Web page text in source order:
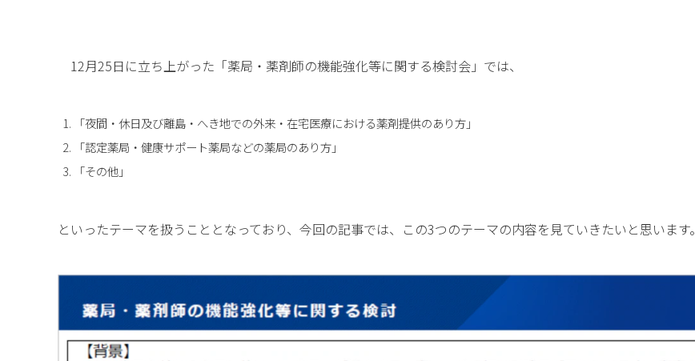
12月25日に立ち上がった「薬局・薬剤師の機能強化等に関する検討会」では、
「夜間・休日及び離島・へき地での外来・在宅医療における薬剤提供のあり方」
「認定薬局・健康サポート薬局などの薬局のあり方」
「その他」
といったテーマを扱うこととなっており、今回の記事では、この3つのテーマの内容を見ていきたいと思います。